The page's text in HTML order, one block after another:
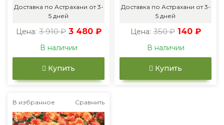
Доставка по Астрахани от 3-
5 дней
Цена: 3 910 ₽ 3 480 ₽
В наличии
Купить
Доставка по Астрахани от 3-
5 дней
Цена: 350 ₽ 140 ₽
В наличии
Купить
В избранное Сравнить